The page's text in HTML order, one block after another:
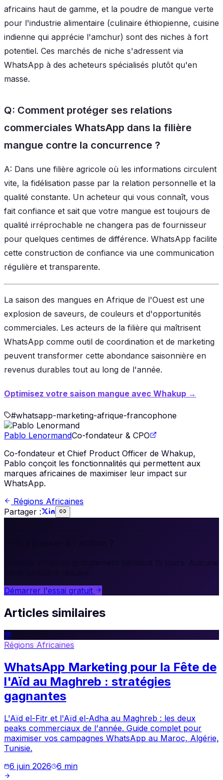
africains haut de gamme, et la poudre de mangue verte
pour l'industrie alimentaire (culinaire éthiopienne, cuisine
indienne qui apprécie l'amchur) sont des niches à fort
potentiel. Ces marchés de niche s'adressent via
WhatsApp à des acheteurs spécialisés plutôt qu'en
masse.
Q: Comment protéger ses relations
commerciales WhatsApp dans la filière
mangue contre la concurrence ?
A: Dans une filière agricole où les informations circulent
vite, la fidélisation passe par la relation personnelle et la
qualité constante. Un acheteur qui vous connaît, vous
fait confiance et sait que votre mangue est toujours de
qualité irréprochable ne changera pas de fournisseur
pour quelques centimes de différence. WhatsApp facilite
cette construction de confiance via une communication
régulière et transparente.
La saison des mangues en Afrique de l'Ouest est une
explosion de saveurs, de couleurs et d'opportunités
commerciales. Les acteurs de la filière qui maîtrisent
WhatsApp comme outil de coordination et de marketing
peuvent transformer cette abondance saisonnière en
revenus durables tout au long de l'année.
Optimisez votre saison mangue avec Whakup →
#whatsapp-marketing-afrique-francophone
Pablo LenormandCo-fondateur & CPO
Co-fondateur et Chief Product Officer de Whakup,
Pablo conçoit les fonctionnalités qui permettent aux
marques africaines de maximiser leur impact sur
WhatsApp.
Régions Africaines
Partager :
Essayez Whakup gratuitement pendant 15 jours. Aucune
Démarrer l'essai gratuit
Articles similaires
💬
Régions Africaines
WhatsApp Marketing pour la Fête de
l'Aïd au Maghreb : stratégies
gagnantes
L'Aïd el-Fitr et l'Aïd el-Adha au Maghreb : les deux
peaks commerciaux de l'année. Guide complet pour
maximiser vos campagnes WhatsApp au Maroc, Algérie,
Tunisie.
6 juin 2026 6 min